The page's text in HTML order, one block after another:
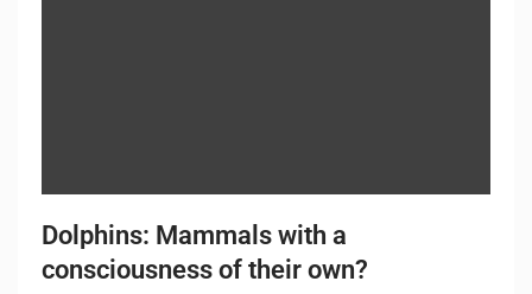
Dolphins: Mammals with a
consciousness of their own?